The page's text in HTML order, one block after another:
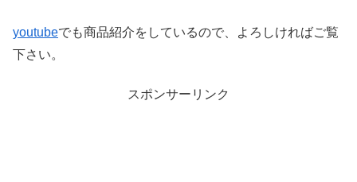
youtubeでも商品紹介をしているので、よろしければご覧
下さい。
スポンサーリンク